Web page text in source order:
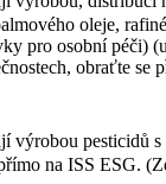
oleje,
pro osobní péči)
obraťte se
výrobou
na ISS ESG.